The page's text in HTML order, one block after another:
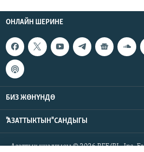
ОНЛАЙН ШЕРИНЕ
БИЗ ЖӨНҮНДӨ
"АЗАТТЫКТЫН" САНДЫГЫ
Азаттык үналгысы © 2026 RFE/RL, Inc.